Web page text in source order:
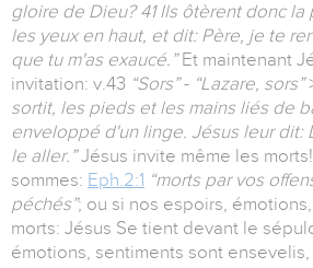
gloire de Dieu? 41 Ils ôtèrent donc la
les yeux en haut, et dit: Père, je te
que tu m'as exaucé.”Et maintenant
invitation: v.43 “Sors”- “Lazare, sors”
sortit, les pieds et les mains liés de
enveloppé d'un linge. Jésus leur dit:
le aller.”Jésus invite même les
sommes: Eph.2:1 “morts par vos
péchés”; ou si nos espoirs,
morts: Jésus Se tient devant le
émotions, sentiments sont